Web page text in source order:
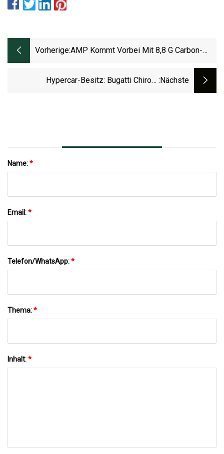
Vorherige:AMP Kommt Vorbei Mit 8,8 G Carbon-
Erschwinglichen Podium-Serie
Hypercar-Besitz: Bugatti Chiron- :nächste
Name:*
Email:*
Telefon/WhatsApp:*
Thema:*
Inhalt:*